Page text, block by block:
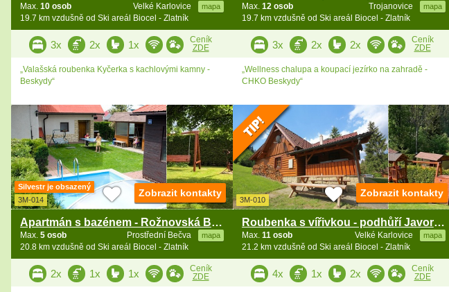
Velké Karlovice mapa
Max. 10 osob
19.7 km vzdušně od Ski areál Biocel - Zlatník
3x 2x 1x
Ceník
ZDE
„Valašská roubenka Kyčerka s kachlovými kamny -
Beskydy“
Trojanovice mapa
Max. 12 osob
19.7 km vzdušně od Ski areál Biocel - Zlatník
3x 2x 2x
Ceník
ZDE
„Wellness chalupa a koupací jezírko na zahradě -
CHKO Beskydy“
Silvestr je obsazený
3M-014
Apartmán s bazénem - Rožnovská Bečva - Beskydy
Prostřední Bečva mapa
Max. 5 osob
20.8 km vzdušně od Ski areál Biocel - Zlatník
Zobrazit kontakty
2x 1x 1x
Ceník
ZDE
3M-010
Roubenka s vířivkou - podhůří Javorníků a Beskyd
Velké Karlovice mapa
Max. 11 osob
21.2 km vzdušně od Ski areál Biocel - Zlatník
Zobrazit kontakty
4x 1x 2x
Ceník
ZDE